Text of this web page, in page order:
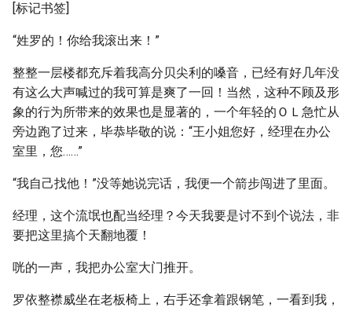
[标记书签]
“姓罗的！你给我滚出来！”
整整一层楼都充斥着我高分贝尖利的嗓音，已经有好几年没
有这么大声喊过的我可算是爽了一回！当然，这种不顾及形
象的行为所带来的效果也是显著的，一个年轻的ＯＬ急忙从
旁边跑了过来，毕恭毕敬的说：“王小姐您好，经理在办公
室里，您……”
“我自己找他！”没等她说完话，我便一个箭步闯进了里面。
经理，这个流氓也配当经理？今天我要是讨不到个说法，非
要把这里搞个天翻地覆！
咣的一声，我把办公室大门推开。
罗依整襟威坐在老板椅上，右手还拿着跟钢笔，一看到我，